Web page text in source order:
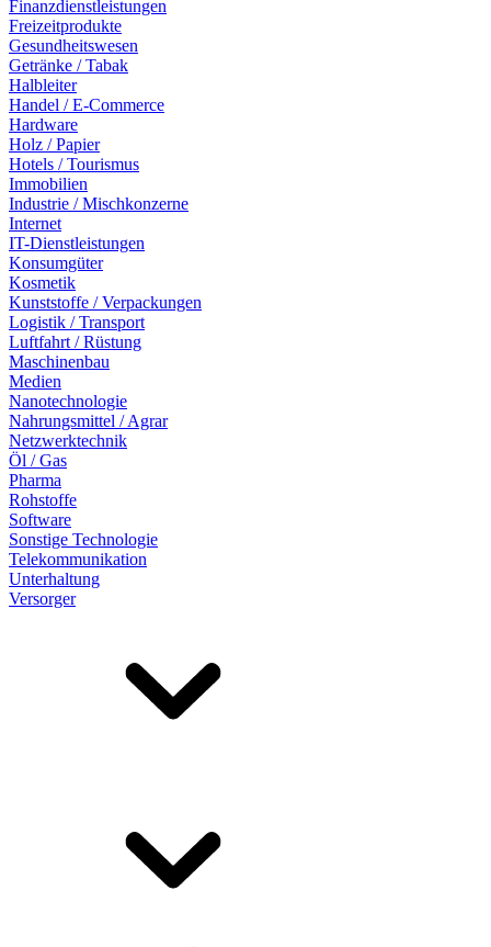
Finanzdienstleistungen
Freizeitprodukte
Gesundheitswesen
Getränke / Tabak
Halbleiter
Handel / E-Commerce
Hardware
Holz / Papier
Hotels / Tourismus
Immobilien
Industrie / Mischkonzerne
Internet
IT-Dienstleistungen
Konsumgüter
Kosmetik
Kunststoffe / Verpackungen
Logistik / Transport
Luftfahrt / Rüstung
Maschinenbau
Medien
Nanotechnologie
Nahrungsmittel / Agrar
Netzwerktechnik
Öl / Gas
Pharma
Rohstoffe
Software
Sonstige Technologie
Telekommunikation
Unterhaltung
Versorger